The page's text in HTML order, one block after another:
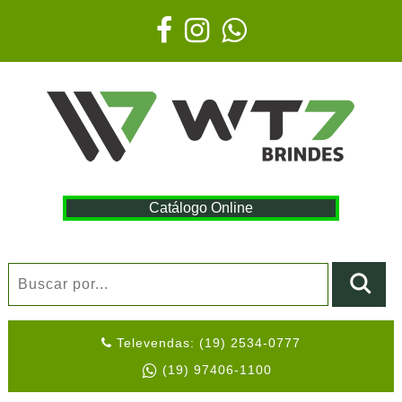
Catálogo Online
Televendas: (19) 2534-0777
(19) 97406-1100